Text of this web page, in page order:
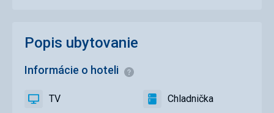
Popis ubytovanie
Informácie o hoteli Informácie
TV TV
áno Chladnička
Chladnička
áno